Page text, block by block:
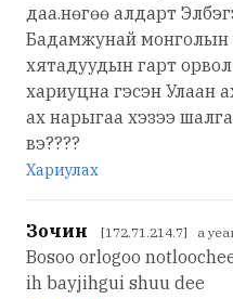
даа.нөгөө алдарт
Бадамжунай монголын
хятадуудын гарт
хариуцна гэсэн Улаан
ах нарыгаа хэзээ
вэ????
Хариулах
Зочин [172.71.214.7] a
Bosoo orlogoo
ih bayjihgui shuu dee